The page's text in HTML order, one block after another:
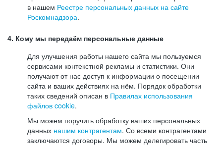
в нашем Реестре персональных данных на сайте
Роскомнадзора.
4. Кому мы передаём персональные данные
Для улучшения работы нашего сайта мы пользуемся
сервисами контекстной рекламы и статистики. Они
получают от нас доступ к информации о посещении
сайта и ваших действиях на нём. Порядок обработки
таких сведений описан в Правилах использования
файлов cookie.
Мы можем поручить обработку ваших персональных
данных нашим контрагентам. Со всеми контрагентами
заключаются договоры. Мы можем делегировать часть